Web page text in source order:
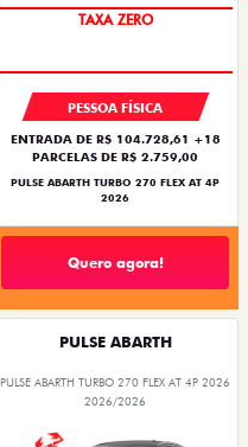
TAXA ZERO
PESSOA FÍSICA
ENTRADA DE R$ 104.728,61 +18
PARCELAS DE R$ 2.759,00
PULSE ABARTH TURBO 270 FLEX AT 4P
2026
Quero agora!
PULSE ABARTH
PULSE ABARTH TURBO 270 FLEX AT 4P 2026
2026/2026